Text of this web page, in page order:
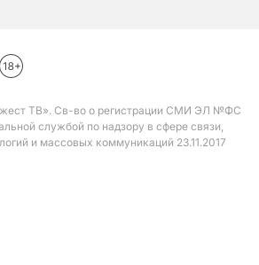
ТВ». Св-во о регистрации СМИ ЭЛ №ФС
службой по надзору в сфере связи,
и массовых коммуникаций 23.11.2017